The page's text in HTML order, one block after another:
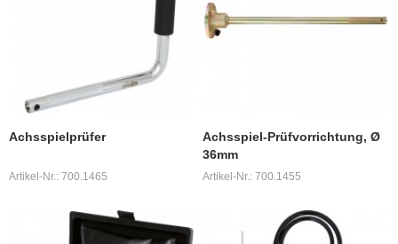
Achsspielprüfer
Artikel-Nr.: 700.1465
Achsspiel-Prüfvorrichtung, Ø
36mm
Artikel-Nr.: 700.1455